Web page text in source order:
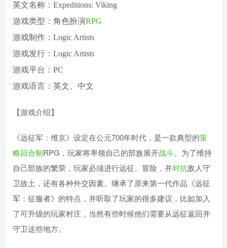
英文名称：Expeditions: Viking
游戏类型：角色扮演RPG
游戏制作：Logic Artists
游戏发行：Logic Artists
游戏平台：PC
游戏语言：英文、中文
【游戏介绍】
《远征军：维京》设定在公元700年时代，是一款典型的策
略回合制RPG，玩家将率领自己的部族展开战斗。为了维持
自己部族的繁荣，玩家必须进行远征、冒险，并对抗敌人守
卫故土，还有各种外交因素。继承了原来第一代作品《远征
军：征服者》的特点，并听取了玩家的很多建议，比如加入
了可升级的玩家村庄，当然有些时候他们需要从远征返回并
守卫这些地方。